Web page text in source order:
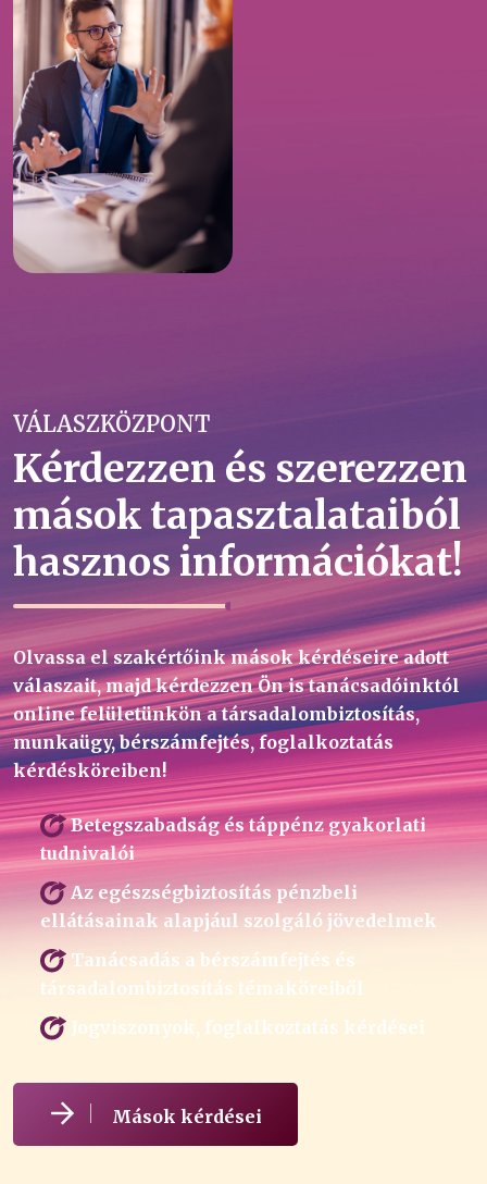
VÁLASZKÖZPONT
Kérdezzen és szerezzen
mások tapasztalataiból
hasznos információkat!
Olvassa el szakértőink mások kérdéseire adott
válaszait, majd kérdezzen Ön is tanácsadóinktól
online felületünkön a társadalombiztosítás,
munkaügy, bérszámfejtés, foglalkoztatás
kérdésköreiben!
Betegszabadság és táppénz gyakorlati
tudnivalói
Az egészségbiztosítás pénzbeli
ellátásainak alapjául szolgáló jövedelmek
Tanácsadás a bérszámfejtés és
társadalombiztosítás témaköreiből
Jogviszonyok, foglalkoztatás kérdései
Mások kérdései